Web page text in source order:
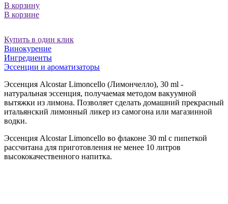
В корзину
В корзине
Купить в один клик
Винокурение
Ингредиенты
Эссенции и ароматизаторы
Эссенция Alcostar Limoncello (Лимончелло), 30 ml -
натуральная эссенция, получаемая методом вакуумной
вытяжки из лимона. Позволяет сделать домашний прекрасный
итальянский лимонный ликер из самогона или магазинной
водки.
Эссенция Alcostar Limoncello во флаконе 30 ml с пипеткой
рассчитана для приготовления не менее 10 литров
высококачественного напитка.